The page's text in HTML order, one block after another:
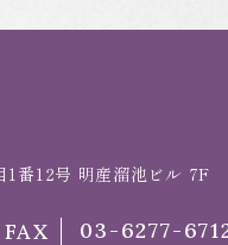
1番12号 明産溜池ビル 7F
FAX 03-6277-